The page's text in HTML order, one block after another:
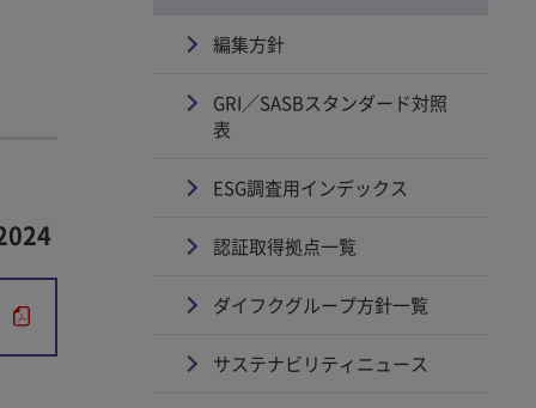
編集方針
GRI／SASBスタンダード対照
表
ESG調査用インデックス
認証取得拠点一覧
ダイフクグループ方針一覧
サステナビリティニュース